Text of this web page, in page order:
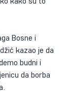
Bosne i
kazao je da
budni i
da borba